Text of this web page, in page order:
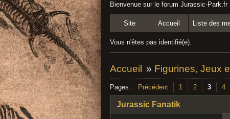
Bienvenue sur le forum Jurassic-Park.fr
Site Accueil Liste des
Vous n'êtes pas identifié(e).
Accueil » Figurines, Jeux
Pages : Précédent 1 2 3 4
Jurassic Fanatik